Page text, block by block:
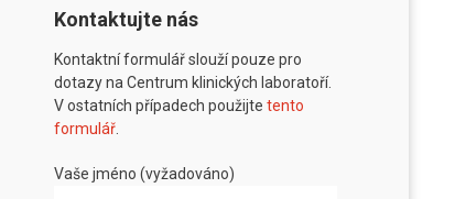
Kontaktujte nás
Kontaktní formulář slouží pouze pro
dotazy na Centrum klinických laboratoří.
V ostatních případech použijtetento
formulář
Vaše jméno (vyžadováno)